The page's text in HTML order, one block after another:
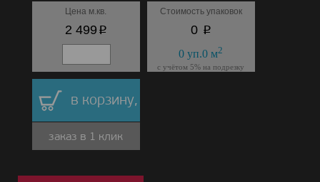
Цена м.кв.
2 499 p
Стоимость упаковок
0 p
0 уп.0 м2
с учётом 5% на подрезку
в корзину,
заказ в 1 клик